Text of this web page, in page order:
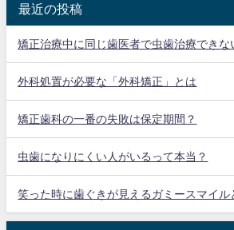
最近の投稿
矯正治療中に同じ歯医者で虫歯治療できな
外科処置が必要な「外科矯正」とは
矯正歯科の一番の失敗は保定期間？
虫歯になりにくい人がいるって本当？
笑った時に歯ぐきが見えるガミースマイル